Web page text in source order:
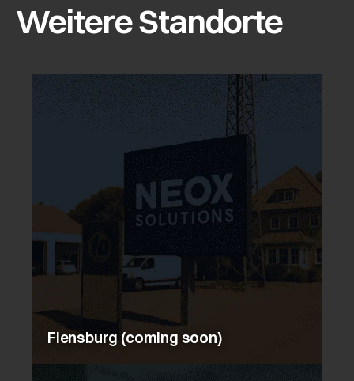
Weitere Standorte
Flensburg (coming soon)